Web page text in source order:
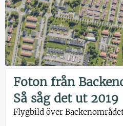
Foton från
Så såg det ut 2019
Flygbild över